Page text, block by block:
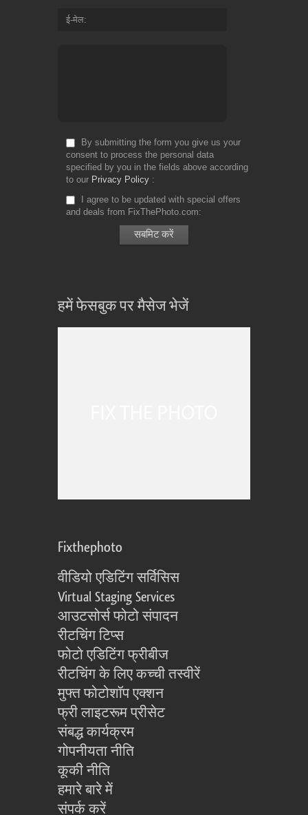
ई-मेल
By submitting the form you give us your
consent to process the personal data
specified by you in the fields above according
to our Privacy Policy
I agree to be updated with special offers
and deals from FixThePhoto.com
हमें फेसबुक पर मैसेज भेजें
Fixthephoto
वीडियो एडिटिंग सर्विसिस
Virtual Staging Services
आउटसोर्स फोटो संपादन
रीटचिंग टिप्स
फोटो एडिटिंग फ्रीबीज
रीटचिंग के लिए कच्ची तस्वीरें
मुफ्त फोटोशॉप एक्शन
फ्री लाइटरूम प्रीसेट
संबद्ध कार्यक्रम
गोपनीयता नीति
कूकी नीति
हमारे बारे में
संपर्क करें